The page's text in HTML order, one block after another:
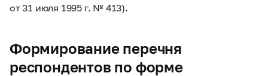
от 31 июля 1995 г. № 413).
Формирование перечня
респондентов по форме